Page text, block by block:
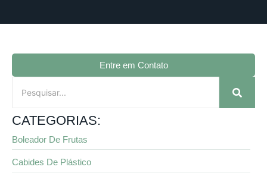
Entre em Contato
CATEGORIAS:
Boleador De Frutas
Cabides De Plástico